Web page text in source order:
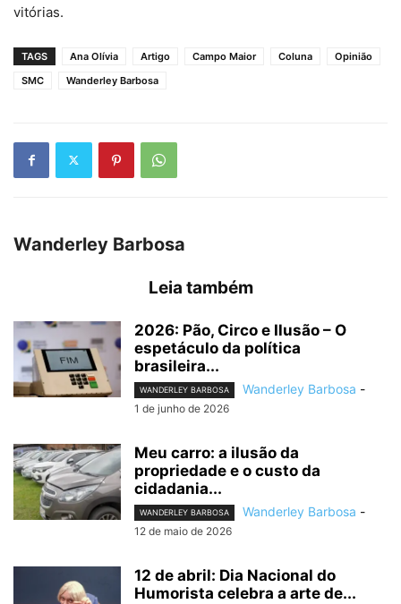
vitórias.
TAGS Ana Olívia Artigo Campo Maior Coluna
Opinião
SMC
Wanderley Barbosa
Wanderley Barbosa
Leia também
2026: Pão, Circo e Ilusão – O
espetáculo da política
brasileira...
WANDERLEY BARBOSA Wanderley Barbosa -
1 de junho de 2026
Meu carro: a ilusão da
propriedade e o custo da
cidadania...
WANDERLEY BARBOSA Wanderley Barbosa -
12 de maio de 2026
12 de abril: Dia Nacional do
Humorista celebra a arte de...